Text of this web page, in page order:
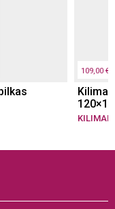
109,00 €
KILIMAI